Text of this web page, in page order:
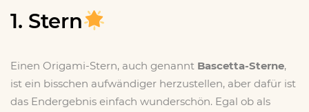
1. Stern
Einen Origami-Stern, auch genannt Bascetta-Sterne,
ist ein bisschen aufwändiger herzustellen, aber dafür ist
das Endergebnis einfach wunderschön. Egal ob als